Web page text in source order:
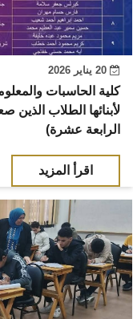
كلية الحاسبات
لأبنائها الطلاب الذين
الرابعة عشرة)
اقرأ المزيد